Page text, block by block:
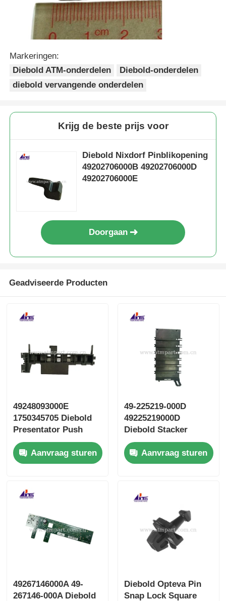
Markeringen:
Diebold ATM-onderdelen
Diebold-onderdelen
diebold vervangende onderdelen
Krijg de beste prijs voor
Diebold Nixdorf Pinblikopening
49202706000B 49202706000D
49202706000E
Doorgaan
Geadviseerde Producten
49248093000E
1750345705 Diebold
Presentator Push
Plate ATM onderdelen
Aanvraag sturen
49-225219-000D
49225219000D
Diebold Stacker
Divert Door ATM
onderdelen
Aanvraag sturen
49267146000A 49-
267146-000A Diebold
Diebold Opteva Pin
Snap Lock Square